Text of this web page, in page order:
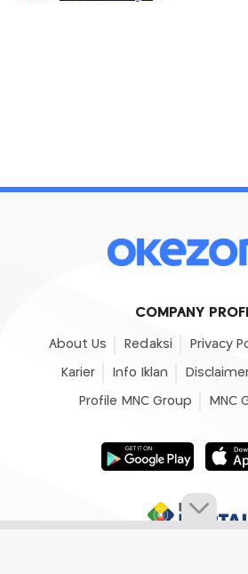
COMPANY
About Us Redaksi Privacy
Karier Info Iklan
Profile MNC Group MNC